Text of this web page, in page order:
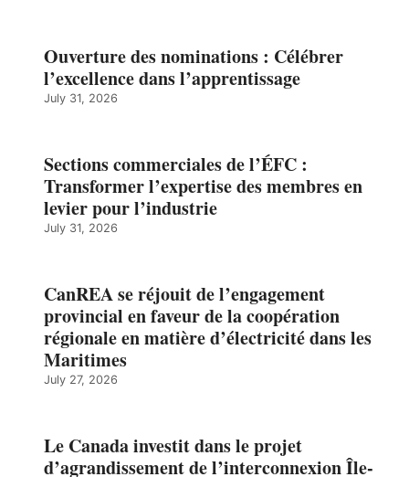
Ouverture des nominations : Célébrer
l’excellence dans l’apprentissage
July 31, 2026
Sections commerciales de l’ÉFC :
Transformer l’expertise des membres en
levier pour l’industrie
July 31, 2026
CanREA se réjouit de l’engagement
provincial en faveur de la coopération
régionale en matière d’électricité dans les
Maritimes
July 27, 2026
Le Canada investit dans le projet
d’agrandissement de l’interconnexion Île-